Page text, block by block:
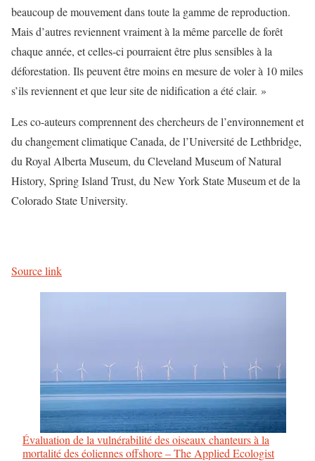
beaucoup de mouvement dans toute la gamme de reproduction.
Mais d’autres reviennent vraiment à la même parcelle de forêt
chaque année, et celles-ci pourraient être plus sensibles à la
déforestation. Ils peuvent être moins en mesure de voler à 10 miles
s’ils reviennent et que leur site de nidification a été clair. »
Les co-auteurs comprennent des chercheurs de l’environnement et
du changement climatique Canada, de l’Université de Lethbridge,
du Royal Alberta Museum, du Cleveland Museum of Natural
History, Spring Island Trust, du New York State Museum et de la
Colorado State University.
Source link
Évaluation de la vulnérabilité des oiseaux chanteurs à la
mortalité des éoliennes offshore – The Applied Ecologist